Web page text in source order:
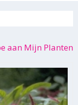
aan Mijn Planten